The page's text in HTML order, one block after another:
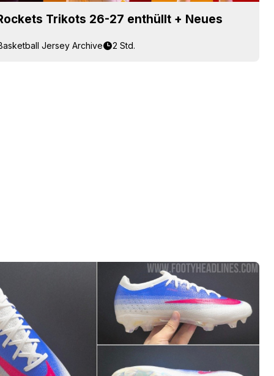
Trikots 26-27 enthüllt + Neues
Jersey Archive 2 Std.